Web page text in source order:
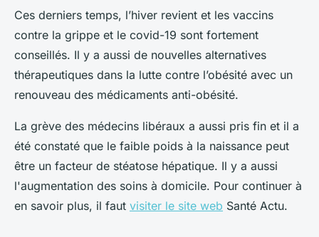
Ces derniers temps, l’hiver revient et les vaccins
contre la grippe et le covid-19 sont fortement
conseillés. Il y a aussi de nouvelles alternatives
thérapeutiques dans la lutte contre l’obésité avec un
renouveau des médicaments anti-obésité.
La grève des médecins libéraux a aussi pris fin et il a
été constaté que le faible poids à la naissance peut
être un facteur de stéatose hépatique. Il y a aussi
l'augmentation des soins à domicile. Pour continuer à
en savoir plus, il faut visiter le site web Santé Actu.